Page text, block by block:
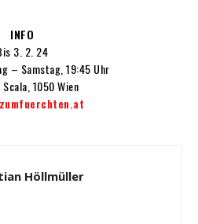
INFO
3. 2. 24
– Samstag, 19:45 Uhr
1050 Wien
Höllmüller